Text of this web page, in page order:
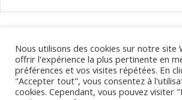
évènements
Calendrier des déplacements de votre
Ferrand et dans le Puy-de-Dôme.
Nous utilisons des cookies sur notre site
offrir l'expérience la plus pertinente en
préférences et vos visites répétées. En
"Accepter tout", vous consentez à
cookies. Cependant, vous pouvez visiter